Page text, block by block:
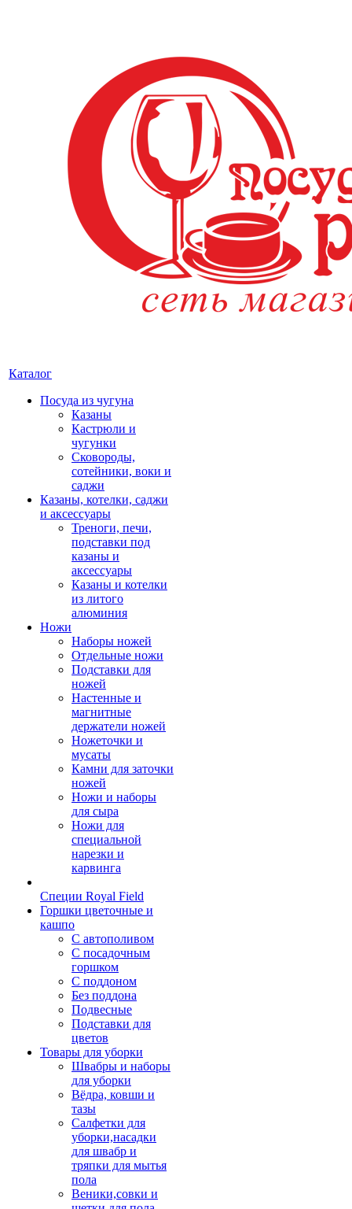
Каталог
Посуда из чугуна
Казаны
Кастрюли и
чугунки
Сковороды,
сотейники, воки и
саджи
Казаны, котелки, саджи
и аксессуары
Треноги, печи,
подставки под
казаны и
аксессуары
Казаны и котелки
из литого
алюминия
Ножи
Наборы ножей
Отдельные ножи
Подставки для
ножей
Настенные и
магнитные
держатели ножей
Ножеточки и
мусаты
Камни для заточки
ножей
Ножи и наборы
для сыра
Ножи для
специальной
нарезки и
карвинга
Специи Royal Field
Горшки цветочные и
кашпо
С автополивом
С посадочным
горшком
С поддоном
Без поддона
Подвесные
Подставки для
цветов
Товары для уборки
Швабры и наборы
для уборки
Вёдра, ковши и
тазы
Салфетки для
уборки,насадки
для швабр и
тряпки для мытья
пола
Веники,совки и